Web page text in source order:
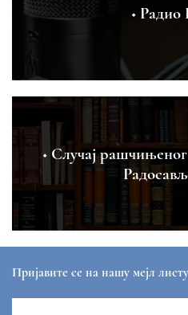
◆
◆ Случај
Пријавите се на нашу мејл листу